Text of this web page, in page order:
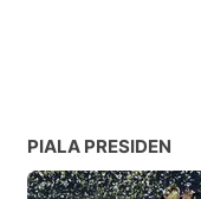
PIALA PRESIDEN